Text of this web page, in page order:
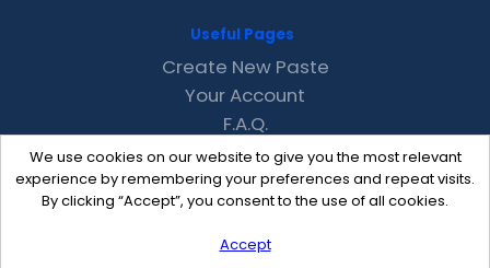
We use cookies on our website to give you the most relevant
experience by remembering your preferences and repeat visits.
By clicking “Accept”, you consent to the use of all cookies.
Accept
Useful Pages
Create New Paste
Your Account
F.A.Q.
Recent
Contact